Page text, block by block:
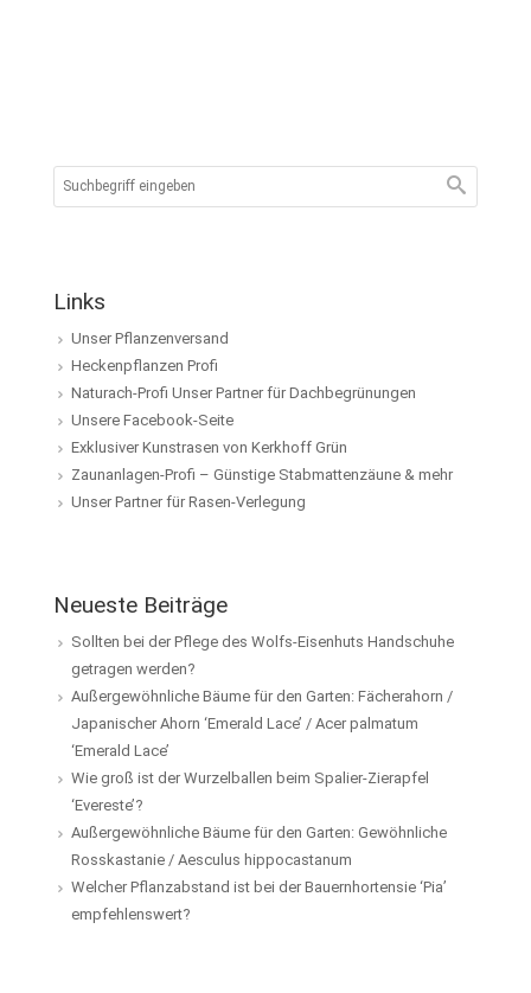
Links
Unser Pflanzenversand
Heckenpflanzen Profi
Naturach-Profi Unser Partner für Dachbegrünungen
Unsere Facebook-Seite
Exklusiver Kunstrasen von Kerkhoff Grün
Zaunanlagen-Profi – Günstige Stabmattenzäune & mehr
Unser Partner für Rasen-Verlegung
Neueste Beiträge
Sollten bei der Pflege des Wolfs-Eisenhuts Handschuhe
getragen werden?
Außergewöhnliche Bäume für den Garten: Fächerahorn /
Japanischer Ahorn ‘Emerald Lace’ / Acer palmatum
‘Emerald Lace’
Wie groß ist der Wurzelballen beim Spalier-Zierapfel
‘Evereste’?
Außergewöhnliche Bäume für den Garten: Gewöhnliche
Rosskastanie / Aesculus hippocastanum
Welcher Pflanzabstand ist bei der Bauernhortensie ‘Pia’
empfehlenswert?